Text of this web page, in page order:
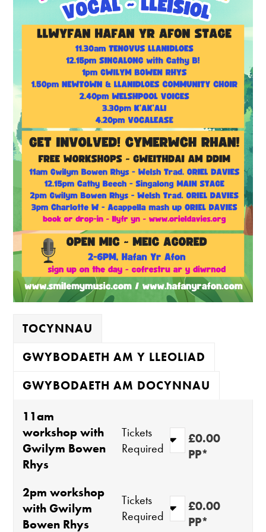
TOCYNNAU
GWYBODAETH AM Y LLEOLIAD
GWYBODAETH AM DOCYNNAU
11am
workshop with
Gwilym Bowen
Rhys
Tickets
Required
£0.00
PP*
2pm workshop
with Gwilym
Bowen Rhys
Tickets
Required
£0.00
PP*